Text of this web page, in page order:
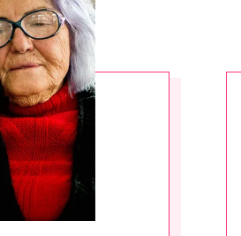
Jag accepterar villkoren.